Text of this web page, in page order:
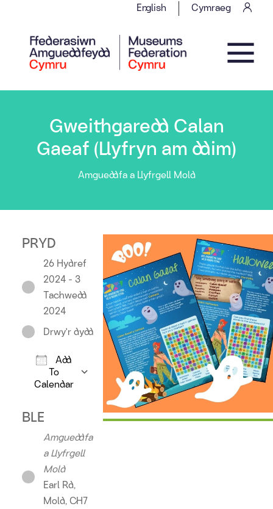
English Cymraeg
Main Navigation
Gweithgaredd Calan
Gaeaf (Llyfryn am ddim)
Amgueddfa a Llyfrgell Mold
PRYD
26 Hydref
2024 - 3
Tachwedd
2024
Drwy'r dydd
Add
To
Calendar
Google Calendar iCalendar
BLE
Amgueddfa
a Llyfrgell
Mold
Earl Rd,
Mold, CH7